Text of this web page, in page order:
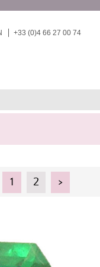
+33 (0)4 66 27 00 74
1 2 >